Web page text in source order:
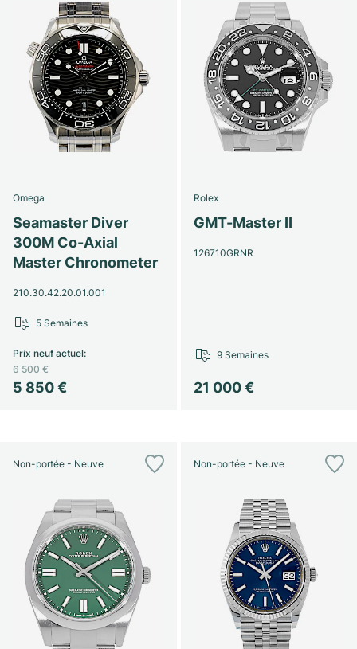
Omega
Seamaster Diver
300M Co-Axial
Master Chronometer
210.30.42.20.01.001
5 850 €
Prix neuf actuel:
6 500 €
5 Semaines
Rolex
GMT-Master II
126710GRNR
21 000 €
9 Semaines
Non-portée - Neuve Non-portée - Neuve